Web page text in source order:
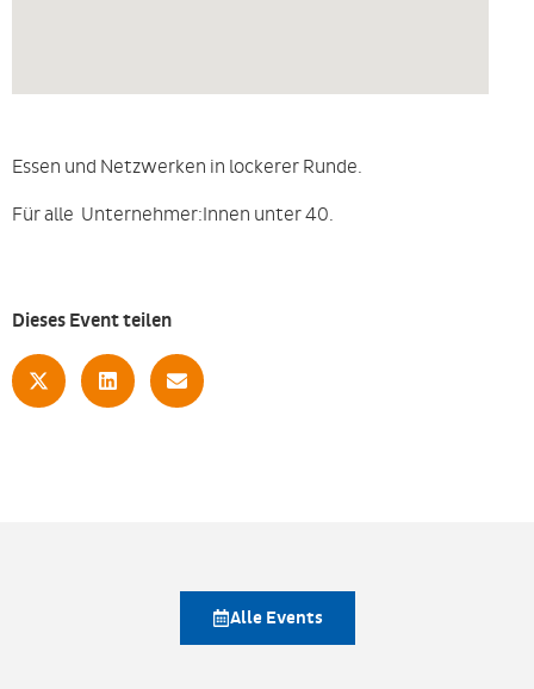
Essen und Netzwerken in lockerer Runde.
Für alle Unternehmer:Innen unter 40.
Dieses Event teilen
Alle Events